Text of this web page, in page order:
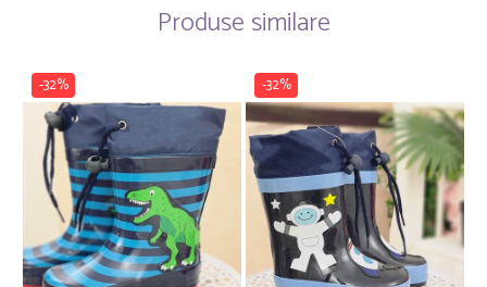
Produse similare
-32% -32%